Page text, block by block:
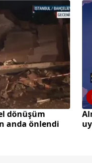
dönüşüm
anda önlendi